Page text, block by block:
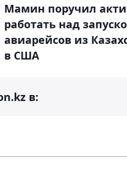
Мамин поручил
работать над
авиарейсов из
в США
в: